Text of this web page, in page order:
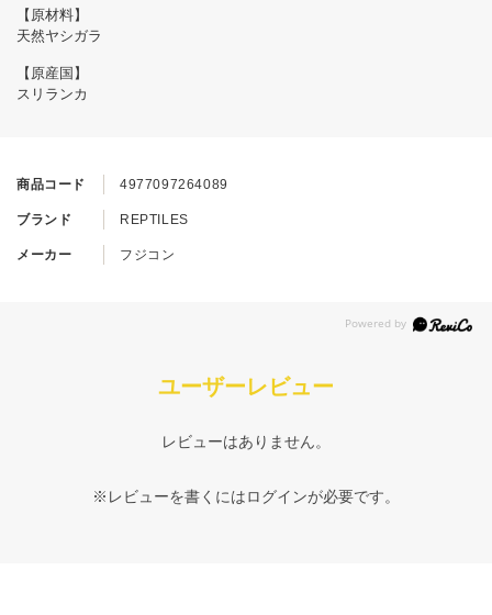
商品コード 4977097264089
ブランド REPTILES
メーカー フジコン
【原材料】
天然ヤシガラ
【原産国】
スリランカ
ユーザーレビュー
レビューはありません。
※レビューを書くにはログインが必要です。